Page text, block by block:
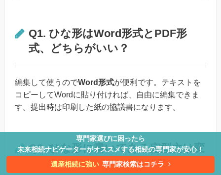
Q1. ひな形はWord形式とPDF形
式、どちらがいい？
編集して使うのでWord形式が便利です。テキストを
コピーしてWordに貼り付ければ、自由に編集できま
す。提出時は印刷した紙の協議書になります。
Q2. ひな形に書いてある定型文は変
えていい？
専門家選びに困ったら
未来相続ナビゲーターがオススメする相続の専門家が安心！
遺産相続に強い 専門家検索はコチラ